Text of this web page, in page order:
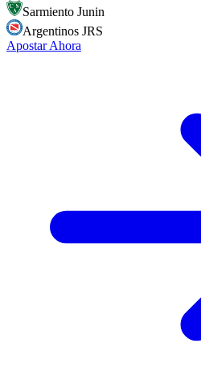
Sarmiento Junin
Argentinos JRS
Apostar Ahora